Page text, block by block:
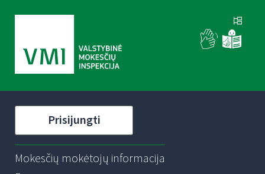
Prisijungti
Mokesčių mokėtojų informacija